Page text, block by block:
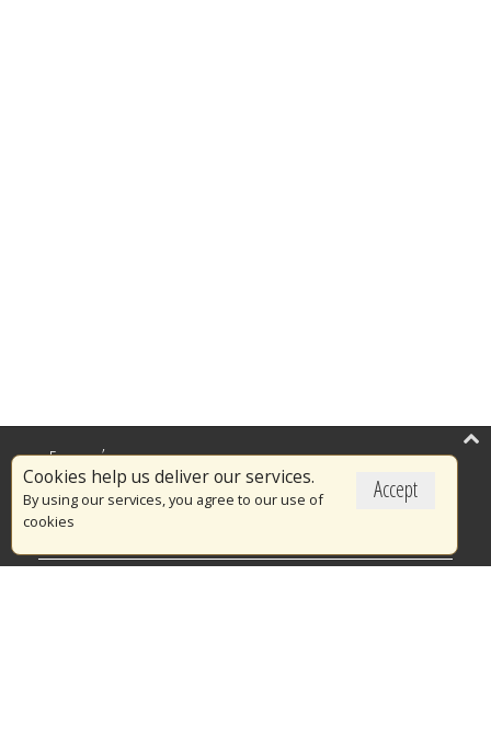
Accept
Cookies help us deliver our services.
By using our services, you agree to our use of
cookies
Επικαιρότητα
Το Πυροσβεστικό Σώμα